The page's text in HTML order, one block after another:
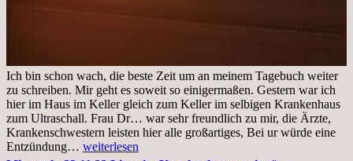
Ich bin schon wach, die beste Zeit um an meinem Tagebuch weiter
zu schreiben. Mir geht es soweit so einigermaßen. Gestern war ich
hier im Haus im Keller gleich zum Keller im selbigen Krankenhaus
zum Ultraschall. Frau Dr… war sehr freundlich zu mir, die Ärzte,
Krankenschwestern leisten hier alle großartiges, Bei ur würde eine
Entzündung… Freitag,
weiterlesen